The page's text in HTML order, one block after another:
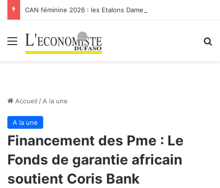
Menu
Accueil / A la une
A la une
Financement des Pme : Le
Fonds de garantie africain
soutient Coris Bank